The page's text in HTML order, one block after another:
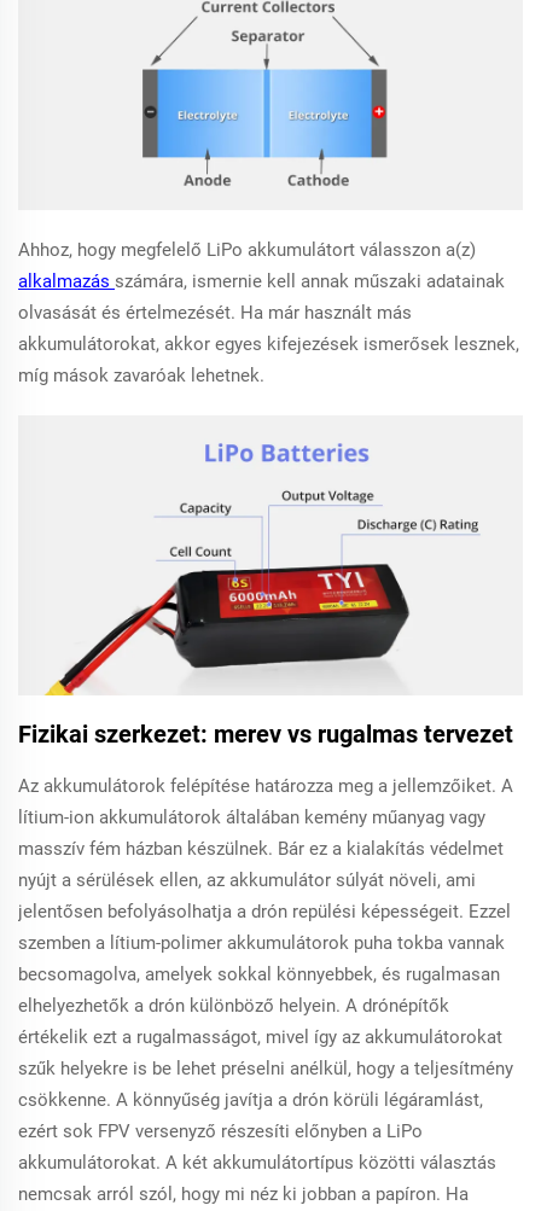
Ahhoz, hogy megfelelő LiPo akkumulátort válasszon a(z)
alkalmazás számára, ismernie kell annak műszaki adatainak
olvasását és értelmezését. Ha már használt más
akkumulátorokat, akkor egyes kifejezések ismerősek lesznek,
míg mások zavaróak lehetnek.
Fizikai szerkezet: merev vs rugalmas tervezet
Az akkumulátorok felépítése határozza meg a jellemzőiket. A
lítium-ion akkumulátorok általában kemény műanyag vagy
masszív fém házban készülnek. Bár ez a kialakítás védelmet
nyújt a sérülések ellen, az akkumulátor súlyát növeli, ami
jelentősen befolyásolhatja a drón repülési képességeit. Ezzel
szemben a lítium-polimer akkumulátorok puha tokba vannak
becsomagolva, amelyek sokkal könnyebbek, és rugalmasan
elhelyezhetők a drón különböző helyein. A drónépítők
értékelik ezt a rugalmasságot, mivel így az akkumulátorokat
szűk helyekre is be lehet préselni anélkül, hogy a teljesítmény
csökkenne. A könnyűség javítja a drón körüli légáramlást,
ezért sok FPV versenyző részesíti előnyben a LiPo
akkumulátorokat. A két akkumulátortípus közötti választás
nemcsak arról szól, hogy mi néz ki jobban a papíron. Ha